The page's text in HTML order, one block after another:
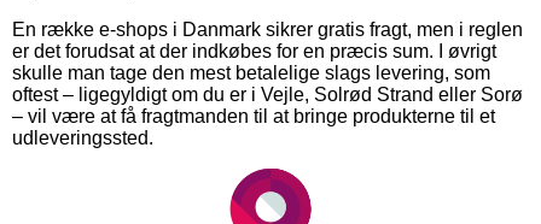
En række e-shops i Danmark sikrer gratis fragt, men i reglen
er det forudsat at der indkøbes for en præcis sum. I øvrigt
skulle man tage den mest betalelige slags levering, som
oftest – ligegyldigt om du er i Vejle, Solrød Strand eller Sorø
– vil være at få fragtmanden til at bringe produkterne til et
udleveringssted.